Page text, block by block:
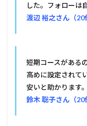
した。フォローは
渡辺 裕之さん（20
短期コースがある
高めに設定されて
安いと助かります。
鈴木 聡子さん（20